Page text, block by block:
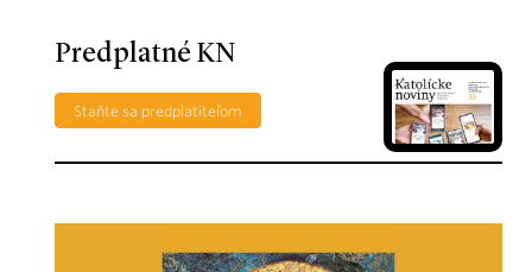
Predplatné KN
Staňte sa predplatiteľom